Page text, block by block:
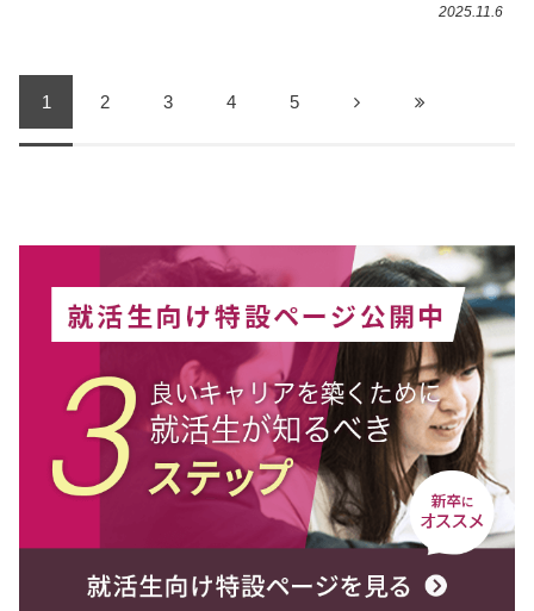
2025.11.6
1 2 3 4 5